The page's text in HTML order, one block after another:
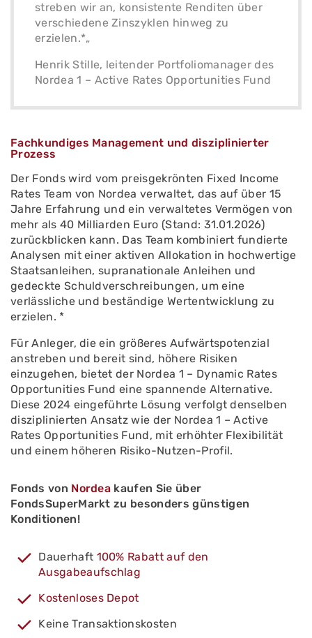
streben wir an, konsistente Renditen über
verschiedene Zinszyklen hinweg zu
erzielen.*„
Henrik Stille, leitender Portfoliomanager des
Nordea 1 – Active Rates Opportunities Fund
Fachkundiges Management und disziplinierter
Prozess
Der Fonds wird vom preisgekrönten Fixed Income
Rates Team von Nordea verwaltet, das auf über 15
Jahre Erfahrung und ein verwaltetes Vermögen von
mehr als 40 Milliarden Euro (Stand: 31.01.2026)
zurückblicken kann. Das Team kombiniert fundierte
Analysen mit einer aktiven Allokation in hochwertige
Staatsanleihen, supranationale Anleihen und
gedeckte Schuldverschreibungen, um eine
verlässliche und beständige Wertentwicklung zu
erzielen. *
Für Anleger, die ein größeres Aufwärtspotenzial
anstreben und bereit sind, höhere Risiken
einzugehen, bietet der Nordea 1 – Dynamic Rates
Opportunities Fund eine spannende Alternative.
Diese 2024 eingeführte Lösung verfolgt denselben
disziplinierten Ansatz wie der Nordea 1 – Active
Rates Opportunities Fund, mit erhöhter Flexibilität
und einem höheren Risiko-Nutzen-Profil.
Fonds von Nordea kaufen Sie über
FondsSuperMarkt zu besonders günstigen
Konditionen!
Dauerhaft 100% Rabatt auf den
Ausgabeaufschlag
Kostenloses Depot
Keine Transaktionskosten